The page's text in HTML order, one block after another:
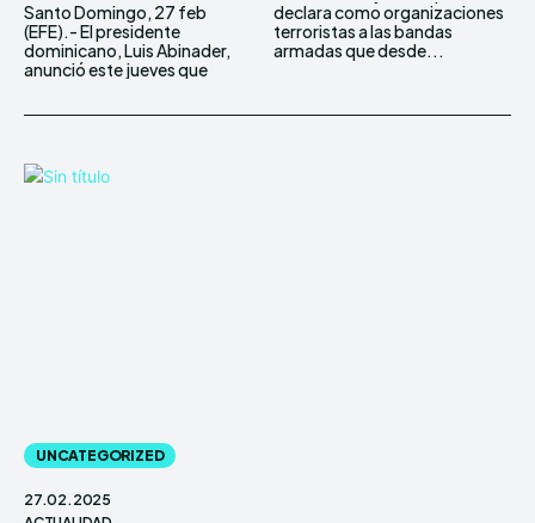
Santo Domingo, 27 feb
(EFE).- El presidente
dominicano, Luis Abinader,
anunció este jueves que
declara como organizaciones
terroristas a las bandas
armadas que desde...
UNCATEGORIZED
27.02.2025